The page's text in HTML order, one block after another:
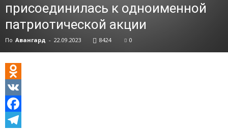
присоединилась к одноименной
патриотической акции
По Авангард - 22.09.2023 8424 0
Odnoklassniki
VK
Facebook